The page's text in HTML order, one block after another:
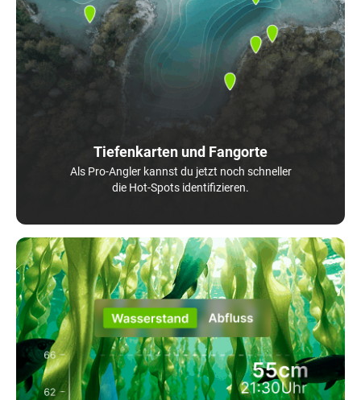
Tiefenkarten und Fangorte
Als Pro-Angler kannst du jetzt noch schneller
die Hot-Spots identifizieren.